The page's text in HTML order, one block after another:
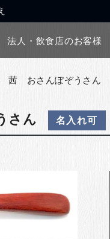
法人・飲食店のお客様
茜 おさんぽぞうさん
さん 名入れ可